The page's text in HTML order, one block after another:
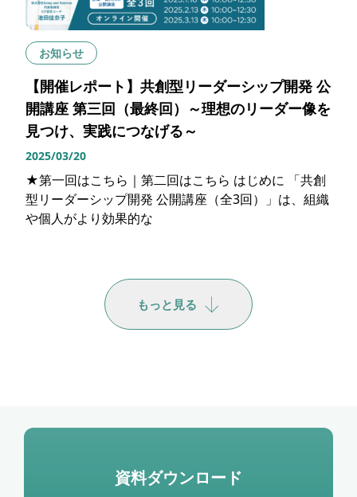
お知らせ
【開催レポート】共創型リーダーシップ開発 公
開講座 第三回（最終回）～理想のリーダー像を
見つけ、実践につなげる～
2025/03/20
★第一回はこちら｜第二回はこちら はじめに 「共創
型リーダーシップ開発 公開講座（全3回）」は、組織
や個人がより効果的な
もっと見る
資料ダウンロード